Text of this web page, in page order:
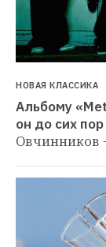
НОВАЯ КЛАССИКА
Альбому
он до сих
Овчинников